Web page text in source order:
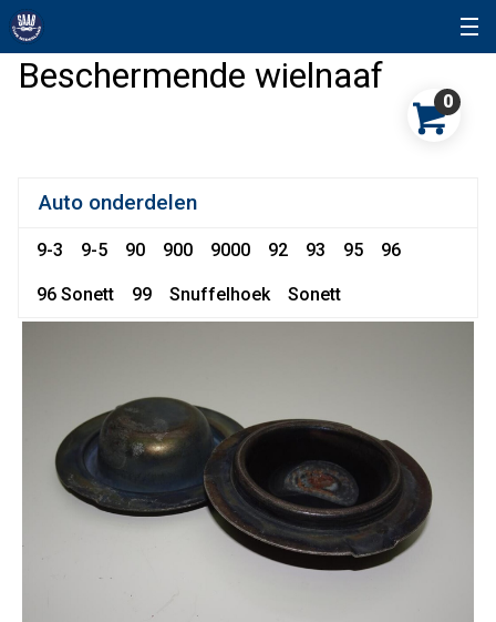
Beschermende wielnaaf
0
Auto onderdelen
9-3 9-5 90 900 9000 92 93 95 96
96 Sonett 99 Snuffelhoek Sonett